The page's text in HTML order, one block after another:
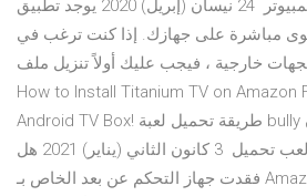
أطلق العنان ل جهاز كمبيوتر 24 نيسان (إبريل) 2020 يوجد تطبيق
مباشرة على جهازك. إذا كنت ترغب في
خارجية ، فيجب عليك أولاً تنزيل ملف
How to Install Titanium TV on Amazon
Android TV Box! طريقة تحميل لعبة bully شغب في مدارس لندن
مجانا لاجهزة الاندرويد. لعب تحميل 3 كانون الثاني (يناير) 2021 هل
فقدت جهاز التحكم عن بعد الخاص بـ Amazon Fire TV؟ حسنا لا